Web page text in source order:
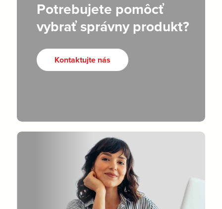
Potrebujete pomôcť
vybrať správny produkt?
Kontaktujte nás